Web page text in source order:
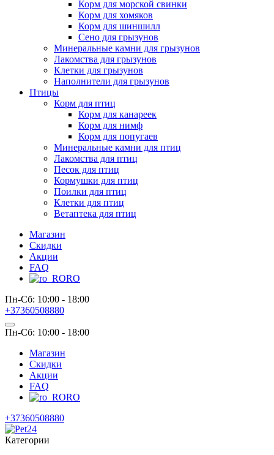
Корм для морской свинки
Корм для хомяков
Корм для шиншилл
Сено для грызунов
Минеральные камни для грызунов
Лакомства для грызунов
Клетки для грызунов
Наполнители для грызунов
Птицы
Корм для птиц
Корм для канареек
Корм для нимф
Корм для попугаев
Минеральные камни для птиц
Лакомства для птиц
Песок для птиц
Кормушки для птиц
Поилки для птиц
Клетки для птиц
Ветаптека для птиц
Магазин
Скидки
Акции
FAQ
RO
Пн-Сб: 10:00 - 18:00
+37360508880
Пн-Сб: 10:00 - 18:00
Магазин
Скидки
Акции
FAQ
RO
+37360508880
Категории